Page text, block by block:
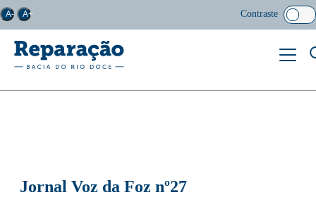
A- A+ Contraste
Jornal Voz da Foz nº27